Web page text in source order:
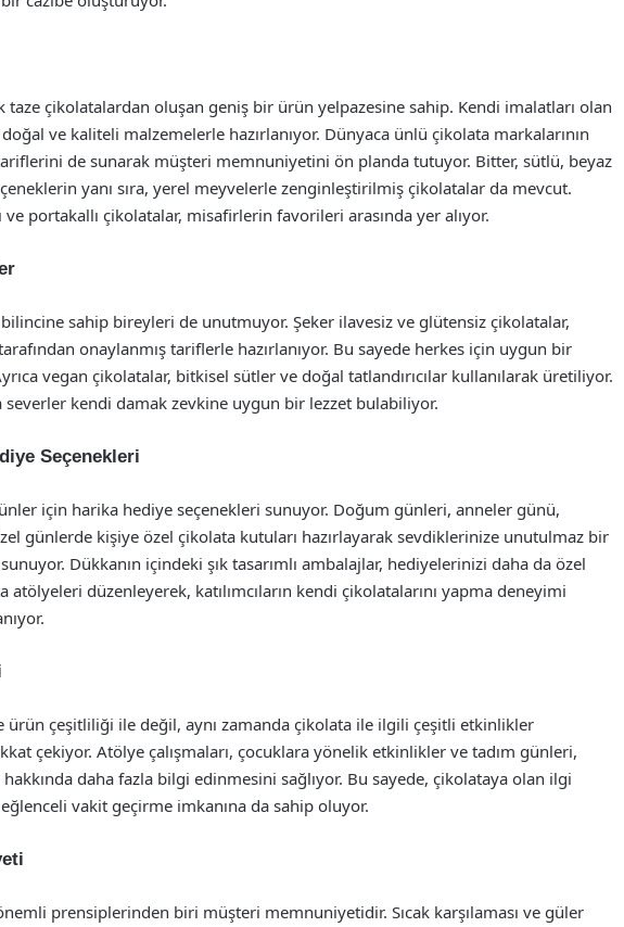
taze çikolatalardan oluşan geniş bir ürün yelpazesine sahip. Kendi imalatları olan
ve kaliteli malzemelerle hazırlanıyor. Dünyaca ünlü çikolata markalarının
de sunarak müşteri memnuniyetini ön planda tutuyor. Bitter, sütlü, beyaz
yanı sıra, yerel meyvelerle zenginleştirilmiş çikolatalar da mevcut.
ve portakallı çikolatalar, misafirlerin favorileri arasında yer alıyor.
bilincine sahip bireyleri de unutmuyor. Şeker ilavesiz ve glütensiz çikolatalar,
onaylanmış tariflerle hazırlanıyor. Bu sayede herkes için uygun bir
vegan çikolatalar, bitkisel sütler ve doğal tatlandırıcılar kullanılarak üretiliyor.
severler kendi damak zevkine uygun bir lezzet bulabiliyor.
Seçenekleri
için harika hediye seçenekleri sunuyor. Doğum günleri, anneler günü,
günlerde kişiye özel çikolata kutuları hazırlayarak sevdiklerinize unutulmaz bir
Dükkanın içindeki şık tasarımlı ambalajlar, hediyelerinizi daha da özel
atölyeleri düzenleyerek, katılımcıların kendi çikolatalarını yapma deneyimi
ürün çeşitliliği ile değil, aynı zamanda çikolata ile ilgili çeşitli etkinlikler
çekiyor. Atölye çalışmaları, çocuklara yönelik etkinlikler ve tadım günleri,
daha fazla bilgi edinmesini sağlıyor. Bu sayede, çikolataya olan ilgi
eğlenceli vakit geçirme imkanına da sahip oluyor.
prensiplerinden biri müşteri memnuniyetidir. Sıcak karşılaması ve güler